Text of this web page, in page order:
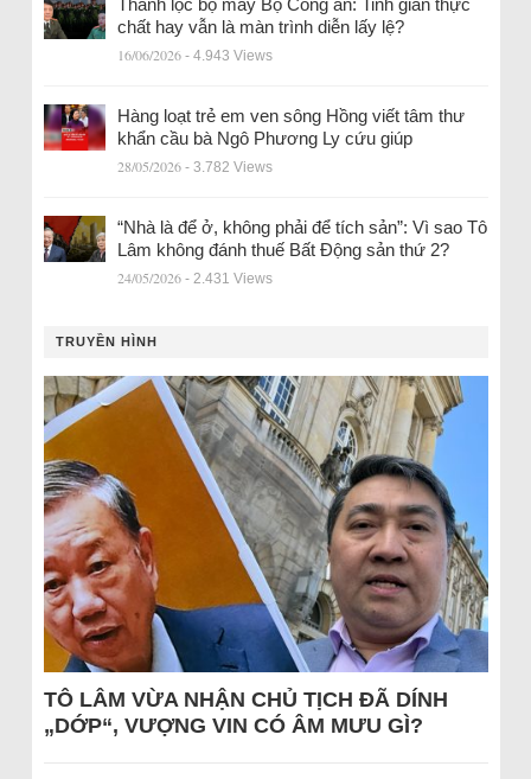
Thanh lọc bộ máy Bộ Công an: Tinh giản thực
chất hay vẫn là màn trình diễn lấy lệ?
16/06/2026 - 4.943 Views
Hàng loạt trẻ em ven sông Hồng viết tâm thư
khẩn cầu bà Ngô Phương Ly cứu giúp
28/05/2026 - 3.782 Views
“Nhà là để ở, không phải để tích sản”: Vì sao Tô
Lâm không đánh thuế Bất Động sản thứ 2?
24/05/2026 - 2.431 Views
TRUYỀN HÌNH
TÔ LÂM VỪA NHẬN CHỦ TỊCH ĐÃ DÍNH
„DỚP“, VƯỢNG VIN CÓ ÂM MƯU GÌ?